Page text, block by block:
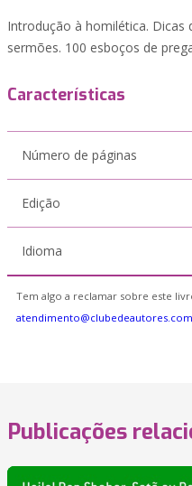
Introdução à homilética. Dicas
sermões. 100 esboços de
Características
Número de páginas
Edição
Idioma
Tem algo a reclamar sobre este
Publicações